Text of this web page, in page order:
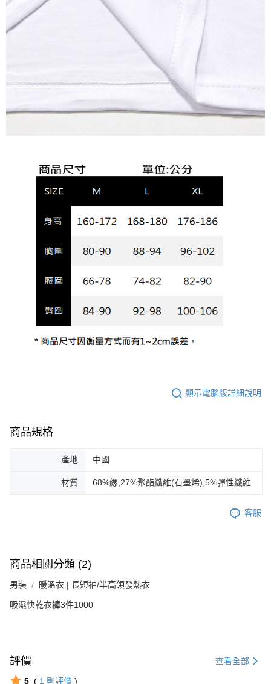
顯示電腦版詳細說明
商品規格
產地 中國
材質 68%縲,27%聚酯纖維(石墨烯),5%彈性纖維
客服
商品相關分類 (2)
男裝 暖溫衣 | 長短袖/半高領發熱衣
吸濕快乾衣褲3件1000
評價 查看全部
5 ( 1 則評價 )